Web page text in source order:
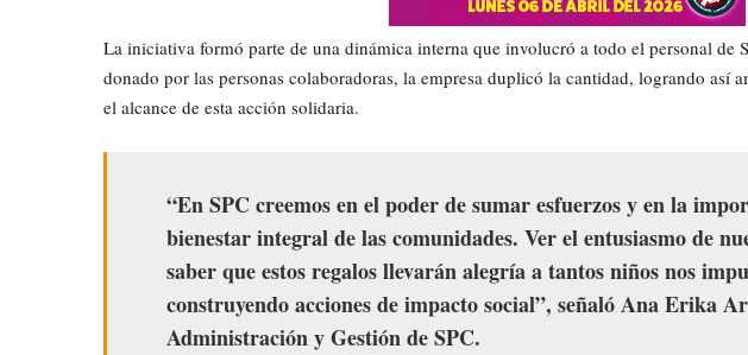
La iniciativa formó parte de una dinámica interna que involucró a todo el personal de
donado por las personas colaboradoras, la empresa duplicó la cantidad, logrando así
el alcance de esta acción solidaria.
“En SPC creemos en el poder de sumar esfuerzos y en la
bienestar integral de las comunidades. Ver el entusiasmo de
saber que estos regalos llevarán alegría a tantos niños nos
construyendo acciones de impacto social”, señaló Ana Erika
Administración y Gestión de SPC.